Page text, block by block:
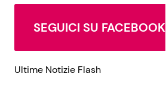
SEGUICI SU FACEBOOK
Ultime Notizie Flash